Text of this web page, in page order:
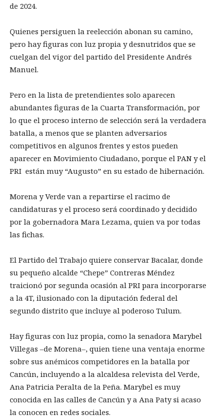
de 2024.
Quienes persiguen la reelección abonan su camino,
pero hay figuras con luz propia y desnutridos que se
cuelgan del vigor del partido del Presidente Andrés
Manuel.
Pero en la lista de pretendientes solo aparecen
abundantes figuras de la Cuarta Transformación, por
lo que el proceso interno de selección será la verdadera
batalla, a menos que se planten adversarios
competitivos en algunos frentes y estos pueden
aparecer en Movimiento Ciudadano, porque el PAN y el
PRI están muy “Augusto” en su estado de hibernación.
Morena y Verde van a repartirse el racimo de
candidaturas y el proceso será coordinado y decidido
por la gobernadora Mara Lezama, quien va por todas
las fichas.
El Partido del Trabajo quiere conservar Bacalar, donde
su pequeño alcalde “Chepe” Contreras Méndez
traicionó por segunda ocasión al PRI para incorporarse
a la 4T, ilusionado con la diputación federal del
segundo distrito que incluye al poderoso Tulum.
Hay figuras con luz propia, como la senadora Marybel
Villegas –de Morena–, quien tiene una ventaja enorme
sobre sus anémicos competidores en la batalla por
Cancún, incluyendo a la alcaldesa relevista del Verde,
Ana Patricia Peralta de la Peña. Marybel es muy
conocida en las calles de Cancún y a Ana Paty si acaso
la conocen en redes sociales.